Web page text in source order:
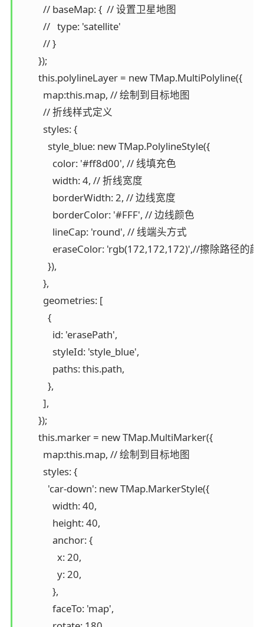
// baseMap: {  // 设置卫星地图
//   type: 'satellite'
// }
});
this.polylineLayer = new TMap.MultiPolyline({
map:this.map, // 绘制到目标地图
// 折线样式定义
styles: {
style_blue: new TMap.PolylineStyle({
color: '#ff8d00', // 线填充色
width: 4, // 折线宽度
borderWidth: 2, // 边线宽度
borderColor: '#FFF', // 边线颜色
lineCap: 'round', // 线端头方式
eraseColor: 'rgb(172,172,172)',//擦除路径的颜
}),
},
geometries: [
{
id: 'erasePath',
styleId: 'style_blue',
paths: this.path,
},
],
});
this.marker = new TMap.MultiMarker({
map:this.map, // 绘制到目标地图
styles: {
'car-down': new TMap.MarkerStyle({
width: 40,
height: 40,
anchor: {
x: 20,
y: 20,
},
faceTo: 'map',